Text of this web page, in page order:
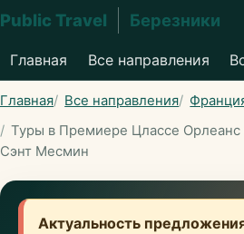
Public Travel Березники
Главная Все направления
Главная Все направления
Туры в Премиере Цлассе
Сэнт Месмин
Актуальность